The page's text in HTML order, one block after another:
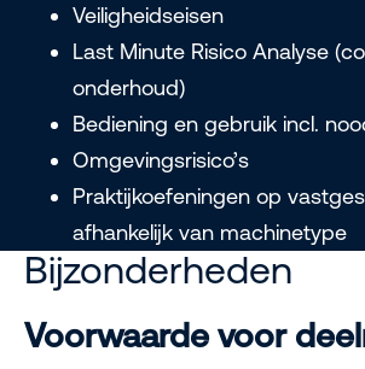
Veiligheidseisen
Last Minute Risico Analyse
onderhoud)
Bediening en gebruik incl.
Omgevingsrisico’s
Praktijkoefeningen op
afhankelijk van machinetype
Bijzonderheden
Voorwaarde voor